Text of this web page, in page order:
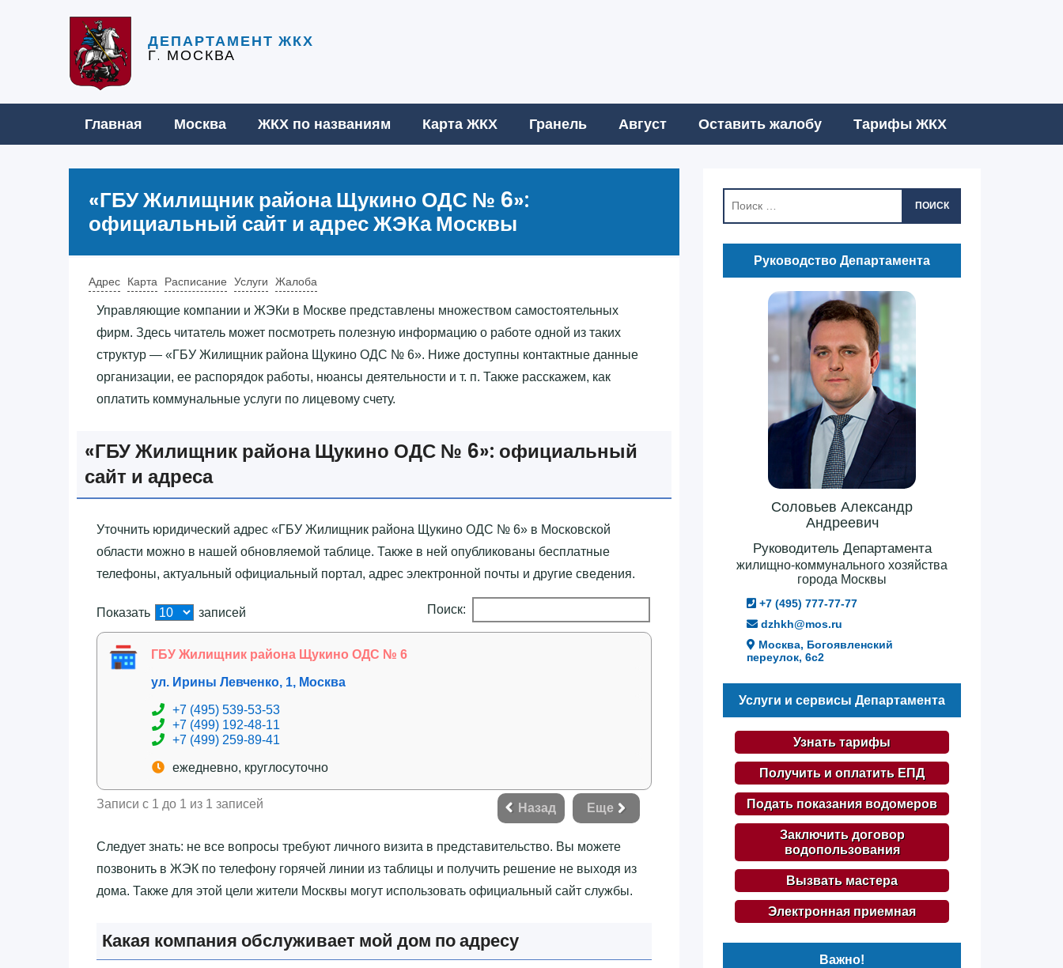
ДЕПАРТАМЕНТ ЖКХ
Г. МОСКВА
Главная Москва ЖКХ по названиям Карта ЖКХ Гранель Август Оставить жалобу Тарифы ЖКХ
«‎ГБУ Жилищник района Щукино ОДС № 6»‎:
официальный сайт и адрес ЖЭКа Москвы
Адрес Карта Расписание Услуги Жалоба
Управляющие компании и ЖЭКи в Москве представлены множеством самостоятельных
фирм. Здесь читатель может посмотреть полезную информацию о работе одной из таких
структур — «‎ГБУ Жилищник района Щукино ОДС № 6»‎. Ниже доступны контактные данные
организации, ее распорядок работы, нюансы деятельности и т. п. Также расскажем, как
оплатить коммунальные услуги по лицевому счету.
«‎ГБУ Жилищник района Щукино ОДС № 6»‎: официальный
сайт и адреса
Уточнить юридический адрес «‎ГБУ Жилищник района Щукино ОДС № 6»‎ в Московской
области можно в нашей обновляемой таблице. Также в ней опубликованы бесплатные
телефоны, актуальный официальный портал, адрес электронной почты и другие сведения.
Показать записей Поиск:
ГБУ Жилищник района Щукино ОДС № 6
ул. Ирины Левченко, 1, Москва
+7 (495) 539-53-53
+7 (499) 192-48-11
+7 (499) 259-89-41
ежедневно, круглосуточно
Записи с 1 до 1 из 1 записей Назад Еще
Следует знать: не все вопросы требуют личного визита в представительство. Вы можете
позвонить в ЖЭК по телефону горячей линии из таблицы и получить решение не выходя из
дома. Также для этой цели жители Москвы могут использовать официальный сайт службы.
Какая компания обслуживает мой дом по адресу
ПОИСК
Руководство Департамента
Соловьев Александр
Андреевич
Руководитель Департамента
жилищно-коммунального хозяйства
города Москвы
+7 (495) 777-77-77
dzhkh@mos.ru
Москва, Богоявленский
переулок, 6с2
Услуги и сервисы Департамента
Узнать тарифы
Получить и оплатить ЕПД
Подать показания водомеров
Заключить договор
водопользования
Вызвать мастера
Электронная приемная
Важно!